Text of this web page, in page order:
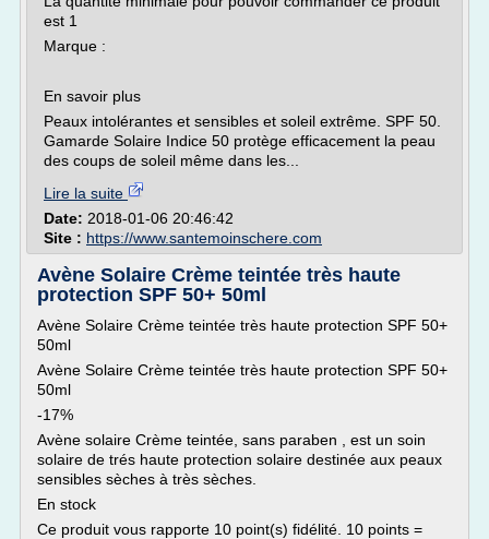
est 1
Marque :
En savoir plus
Peaux intolérantes et sensibles et soleil extrême. SPF 50.
Gamarde Solaire Indice 50 protège efficacement la peau
des coups de soleil même dans les...
Lire la suite
Date: 2018-01-06 20:46:42
Site : https://www.santemoinschere.com
Avène Solaire Crème teintée très haute
protection SPF 50+ 50ml
Avène Solaire Crème teintée très haute protection SPF 50+
50ml
Avène Solaire Crème teintée très haute protection SPF 50+
50ml
-17%
Avène solaire Crème teintée, sans paraben , est un soin
solaire de trés haute protection solaire destinée aux peaux
sensibles sèches à très sèches.
En stock
Ce produit vous rapporte 10 point(s) fidélité. 10 points =